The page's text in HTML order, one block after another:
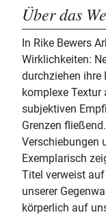
Über das
In Rike Bewers
Wirklichkeiten:
durchziehen ihre
komplexe Textur
subjektiven
Grenzen
Verschiebungen
Exemplarisch
Titel verweist
unserer
körperlich auf